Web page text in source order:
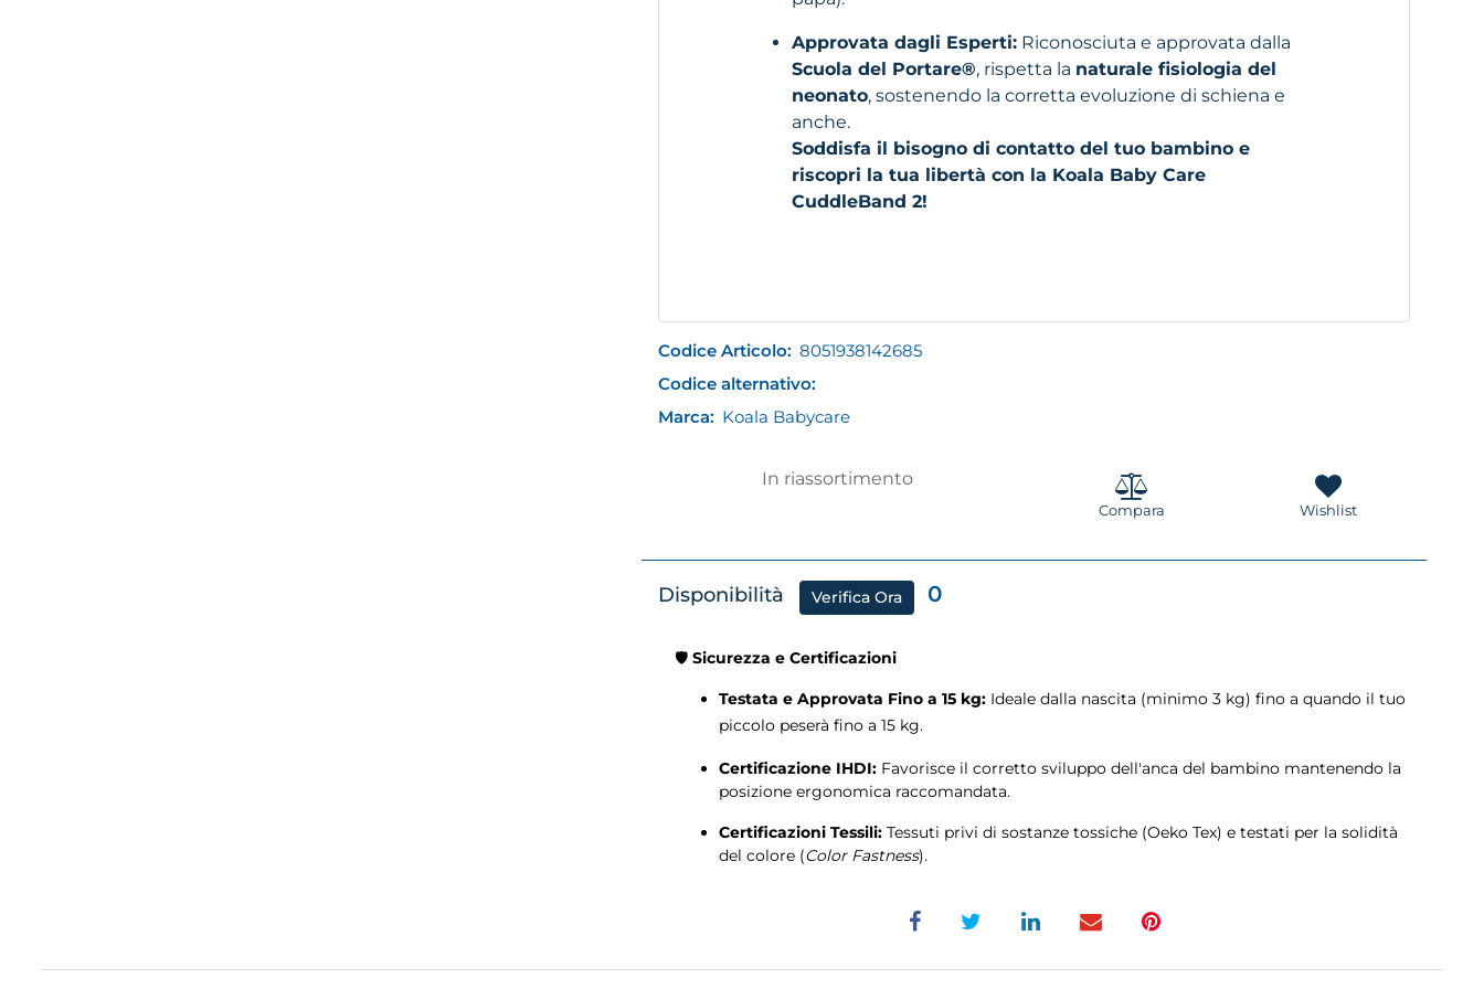
Approvata dagli Esperti: Riconosciuta e approvata dalla
Scuola del Portare®, rispetta la naturale fisiologia del
neonato, sostenendo la corretta evoluzione di schiena e
anche.
Soddisfa il bisogno di contatto del tuo bambino e
riscopri la tua libertà con la Koala Baby Care
CuddleBand 2!
Codice Articolo: 8051938142685
Codice alternativo:
Marca: Koala Babycare
In riassortimento
Compara Wishlist
Disponibilità Verifica Ora 0
🛡️Sicurezza e Certificazioni
Testata e Approvata Fino a 15 kg: Ideale dalla nascita (minimo3 kg) fino a quando il tuo
piccolo peserà fino a15 kg.
Certificazione IHDI: Favorisce il corretto sviluppo dell'anca del bambino mantenendo la
posizione ergonomica raccomandata.
Certificazioni Tessili: Tessuti privi di sostanze tossiche (Oeko Tex) e testati per la solidità
del colore (Color Fastness).